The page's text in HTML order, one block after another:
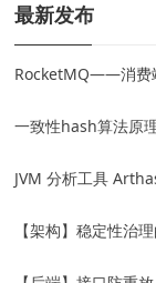
最新发布
RocketMQ——消费
一致性hash算法原
JVM 分析工具
【架构】稳定性治